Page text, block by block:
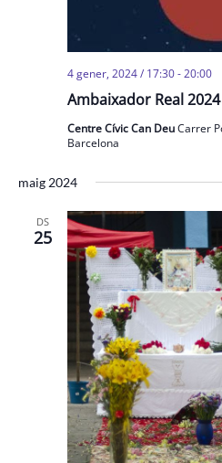
Ambaixador Real 2024
4 gener, 2024 / 17:30-20:00
Centre Cívic Can DeuCarrer
Barcelona
maig 2024
DS
25